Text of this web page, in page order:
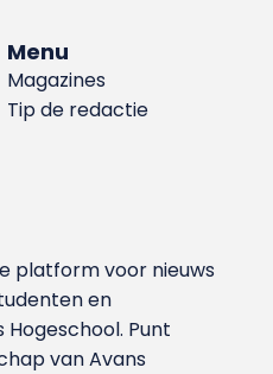
Menu
Magazines
Tip de redactie
platform voor nieuws
en
Punt
van Avans